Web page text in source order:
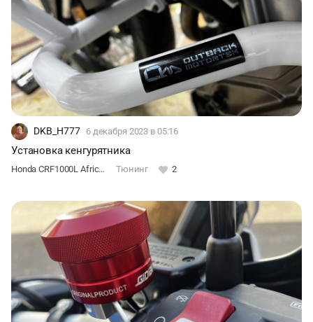
DKB_H777 6 декабря 2023 в 05:16
Установка кенгурятника
Honda CRF1000L Africa Twin DCT Тюнинг 2